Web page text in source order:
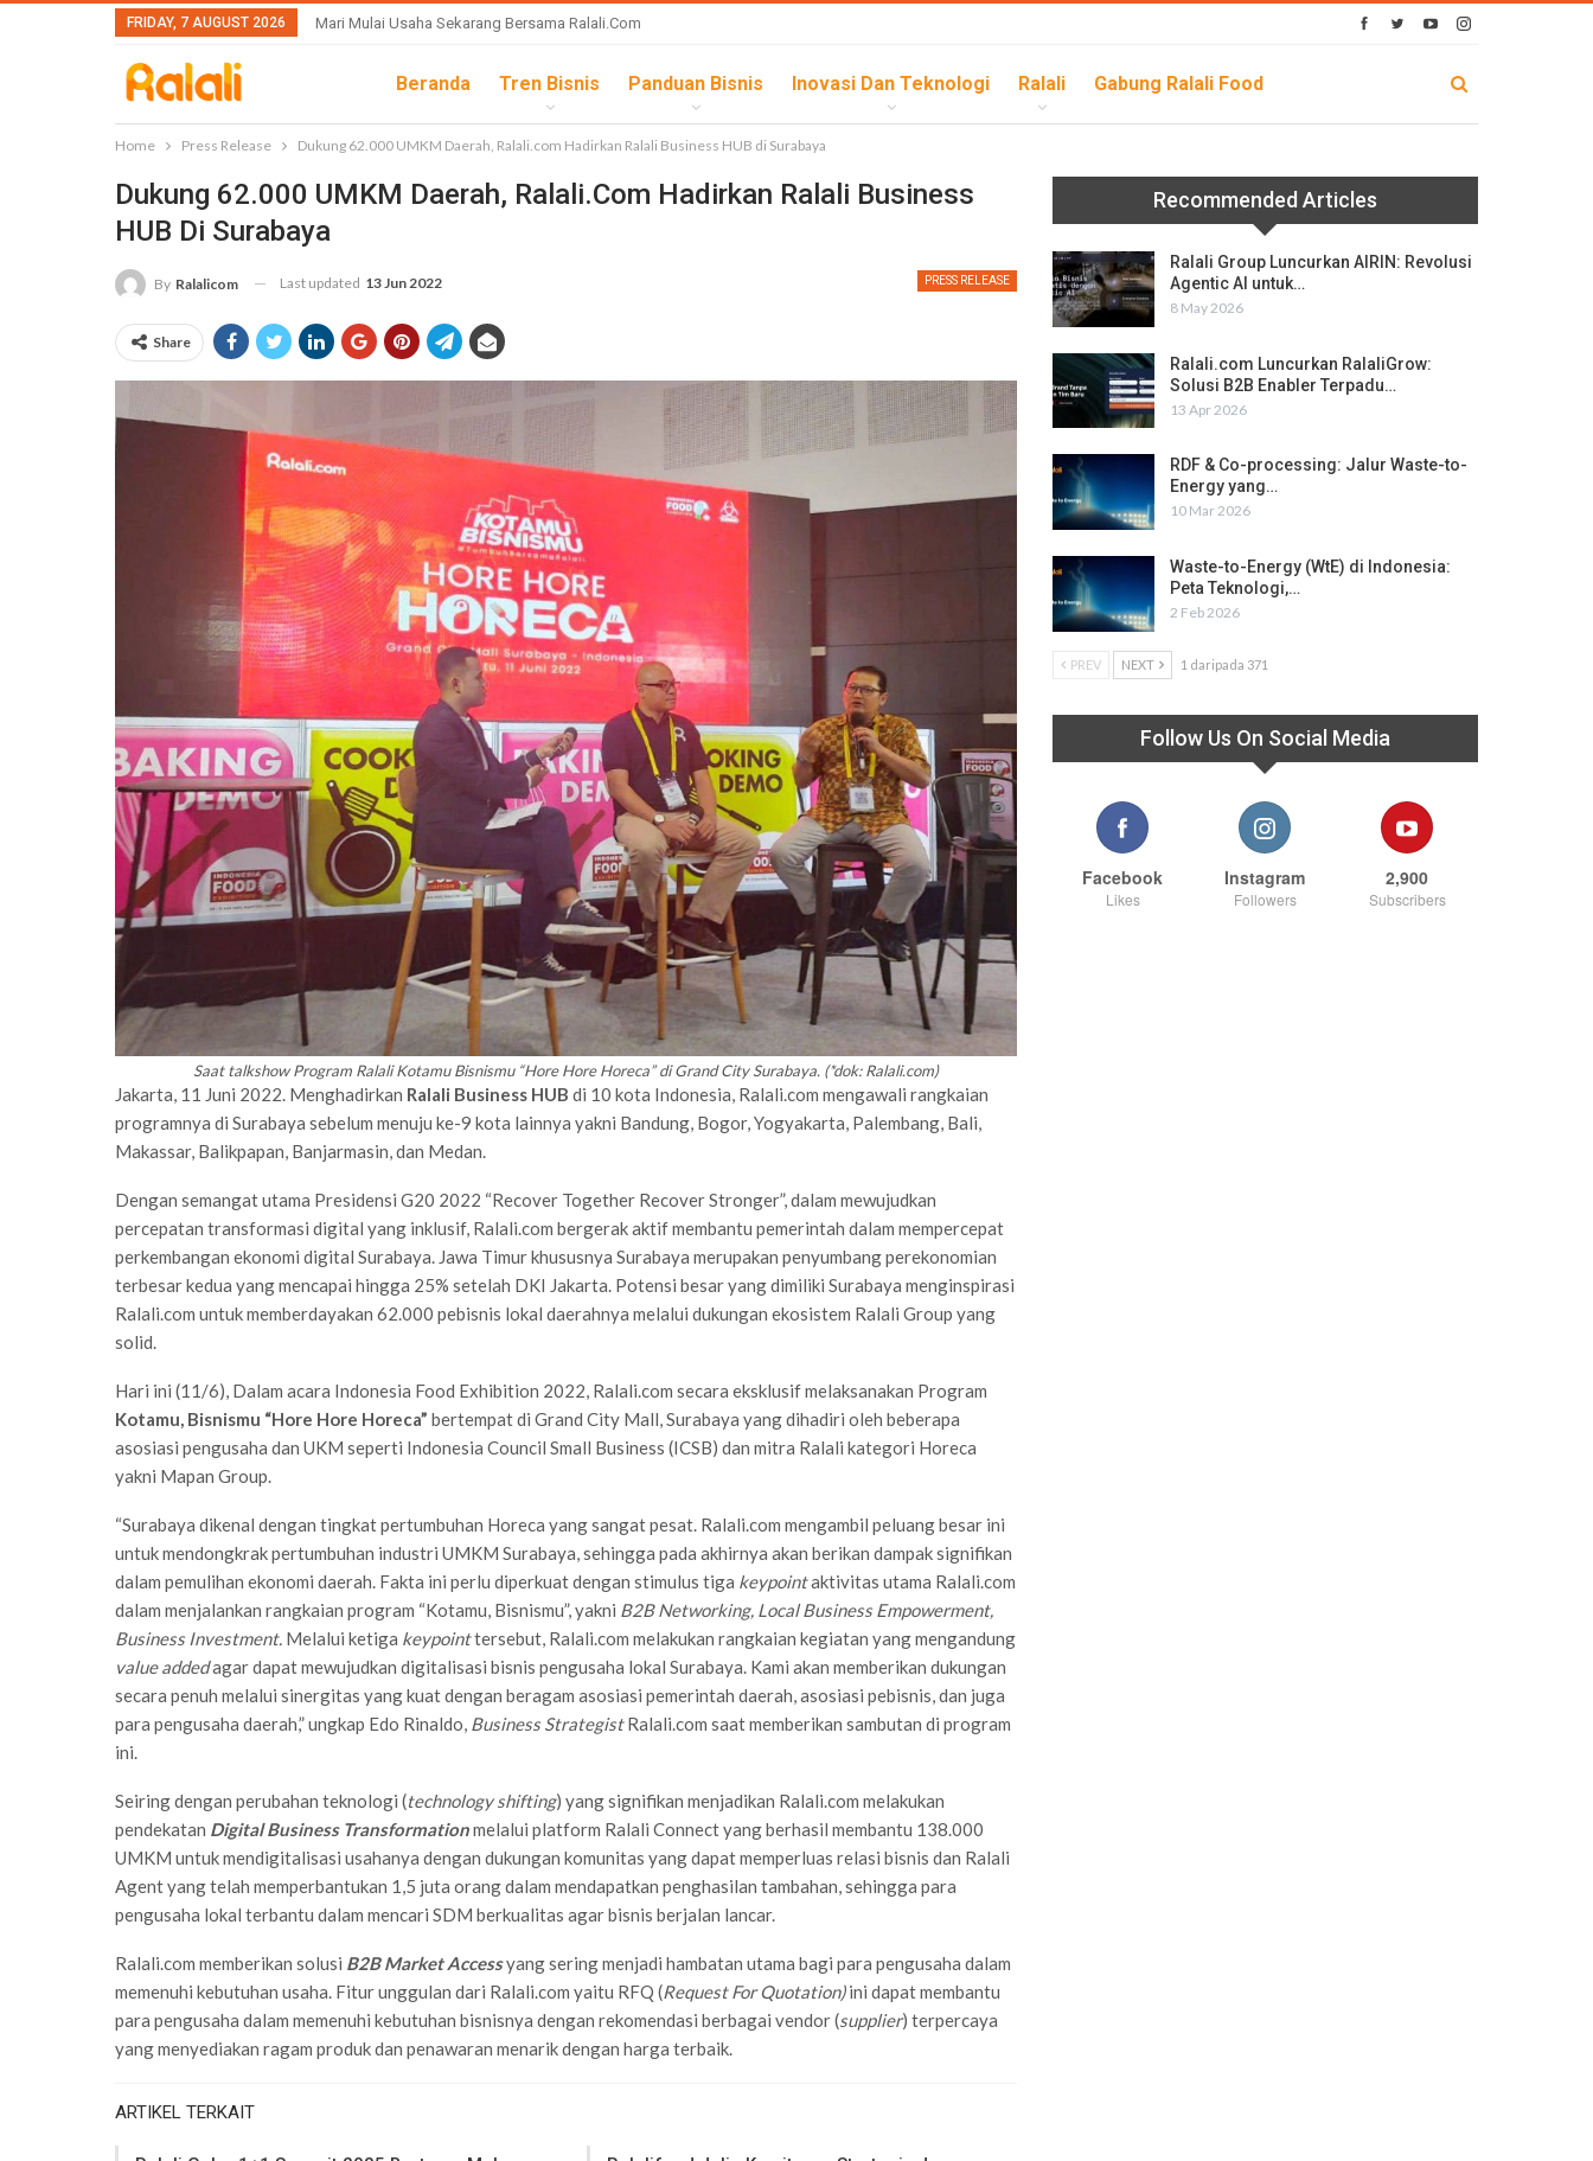
FRIDAY, 7 AUGUST 2026 Mari Mulai Usaha Sekarang Bersama Ralali.com
Beranda Tren Bisnis Panduan Bisnis Inovasi Dan Teknologi Ralali Gabung Ralali Food
Home Press Release Dukung 62.000 UMKM Daerah, Ralali.com Hadirkan Ralali Business HUB di Surabaya
Dukung 62.000 UMKM Daerah, Ralali.com Hadirkan Ralali Business
HUB Di Surabaya
PRESS RELEASE
By Ralalicom Last updated 13 Jun 2022
Share
Saat talkshow Program Ralali Kotamu Bisnismu “Hore Hore Horeca” di Grand City Surabaya. (*dok: Ralali.com)
Jakarta, 11 Juni 2022. Menghadirkan Ralali Business HUB di 10 kota Indonesia, Ralali.com mengawali rangkaian
programnya di Surabaya sebelum menuju ke-9 kota lainnya yakni Bandung, Bogor, Yogyakarta, Palembang, Bali,
Makassar, Balikpapan, Banjarmasin, dan Medan.
Dengan semangat utama Presidensi G20 2022 “Recover Together Recover Stronger”, dalam mewujudkan
percepatan transformasi digital yang inklusif, Ralali.com bergerak aktif membantu pemerintah dalam mempercepat
perkembangan ekonomi digital Surabaya. Jawa Timur khususnya Surabaya merupakan penyumbang perekonomian
terbesar kedua yang mencapai hingga 25% setelah DKI Jakarta. Potensi besar yang dimiliki Surabaya menginspirasi
Ralali.com untuk memberdayakan 62.000 pebisnis lokal daerahnya melalui dukungan ekosistem Ralali Group yang
solid.
Hari ini (11/6), Dalam acara Indonesia Food Exhibition 2022, Ralali.com secara eksklusif melaksanakan Program
Kotamu, Bisnismu “Hore Hore Horeca” bertempat di Grand City Mall, Surabaya yang dihadiri oleh beberapa
asosiasi pengusaha dan UKM seperti Indonesia Council Small Business (ICSB) dan mitra Ralali kategori Horeca
yakni Mapan Group.
“Surabaya dikenal dengan tingkat pertumbuhan Horeca yang sangat pesat. Ralali.com mengambil peluang besar ini
untuk mendongkrak pertumbuhan industri UMKM Surabaya, sehingga pada akhirnya akan berikan dampak signifikan
dalam pemulihan ekonomi daerah. Fakta ini perlu diperkuat dengan stimulus tiga keypointaktivitas utama Ralali.com
dalam menjalankan rangkaian program “Kotamu, Bisnismu”, yakni B2B Networking, Local Business Empowerment,
Business Investment. Melalui ketiga keypointtersebut, Ralali.com melakukan rangkaian kegiatan yang mengandung
value addedagar dapat mewujudkan digitalisasi bisnis pengusaha lokal Surabaya. Kami akan memberikan dukungan
secara penuh melalui sinergitas yang kuat dengan beragam asosiasi pemerintah daerah, asosiasi pebisnis, dan juga
para pengusaha daerah,” ungkap Edo Rinaldo, Business StrategistRalali.com saat memberikan sambutan di program
ini.
Seiring dengan perubahan teknologi (technology shifting) yang signifikan menjadikan Ralali.com melakukan
pendekatan Digital Business Transformationmelalui platform Ralali Connect yang berhasil membantu 138.000
UMKM untuk mendigitalisasi usahanya dengan dukungan komunitas yang dapat memperluas relasi bisnis dan Ralali
Agent yang telah memperbantukan 1,5 juta orang dalam mendapatkan penghasilan tambahan, sehingga para
pengusaha lokal terbantu dalam mencari SDM berkualitas agar bisnis berjalan lancar.
Ralali.com memberikan solusi B2B Market Accessyang sering menjadi hambatan utama bagi para pengusaha dalam
memenuhi kebutuhan usaha. Fitur unggulan dari Ralali.com yaitu RFQ (Request For Quotation)ini dapat membantu
para pengusaha dalam memenuhi kebutuhan bisnisnya dengan rekomendasi berbagai vendor (supplier) terpercaya
yang menyediakan ragam produk dan penawaran menarik dengan harga terbaik.
ARTIKEL TERKAIT
Recommended Articles
Ralali Group Luncurkan AIRIN: Revolusi
Agentic AI untuk…
8 May 2026
Ralali.com Luncurkan RalaliGrow:
Solusi B2B Enabler Terpadu…
13 Apr 2026
RDF & Co-processing: Jalur Waste-to-
Energy yang…
10 Mar 2026
Waste-to-Energy (WtE) di Indonesia:
Peta Teknologi,…
2 Feb 2026
PREV NEXT 1 daripada 371
Follow Us On Social Media
Facebook
Likes
Instagram
Followers
2,900
Subscribers